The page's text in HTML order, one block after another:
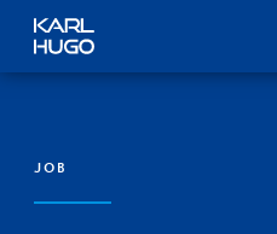
JOB
Karl Hugo